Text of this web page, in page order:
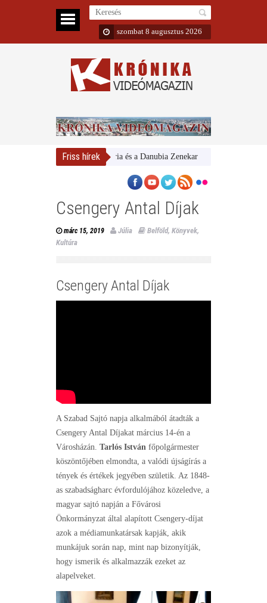
szombat 8 augusztus 2026
Friss hírek
Magyar Nemzeti Galéria és a Danubia Zenekar Bemutatta 2024/25-
Csengery Antal Díjak
márc 15, 2019 Júlia Belföld, Könyvek,
Kultúra
Csengery Antal Díjak
A Szabad Sajtó napja alkalmából átadták a
Csengery Antal Díjakat március 14-én a
Városházán. Tarlós István főpolgármester
köszöntőjében elmondta, a valódi újságírás a
tények és értékek jegyében születik. Az 1848-
as szabadságharc évfordulójához közeledve, a
magyar sajtó napján a Fővárosi
Önkormányzat által alapított Csengery-díjat
azok a médiamunkatársak kapják, akik
munkájuk során nap, mint nap bizonyítják,
hogy ismerik és alkalmazzák ezeket az
alapelveket.